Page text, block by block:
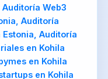
Web3
Auditoría
Auditoría
en Kohila
en Kohila
en Kohila